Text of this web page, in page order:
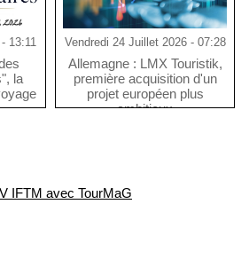
13:11
la
Vendredi 24 Juillet 2026 - 07:28
Allemagne : LMX Touristik,
première acquisition d'un
projet européen plus
ambitieux